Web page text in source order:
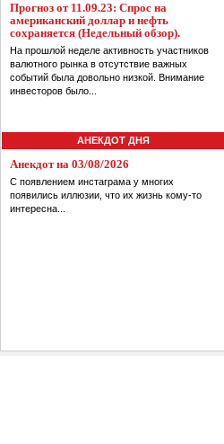
Прогноз от 11.09.23: Спрос на
американский доллар и нефть
сохраняется (Недельный обзор).
На прошлой неделе активность участников
валютного рынка в отсутствие важных
событий была довольно низкой. Внимание
инвесторов было...
АНЕКДОТ ДНЯ
Анекдот на 03/08/2026
С появлением инстаграма у многих
появились иллюзии, что их жизнь кому-то
интересна...